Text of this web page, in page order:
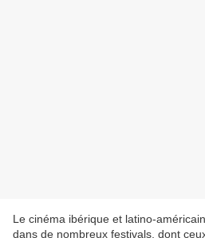
Le cinéma ibérique et latino-
dans de nombreux festivals, dont